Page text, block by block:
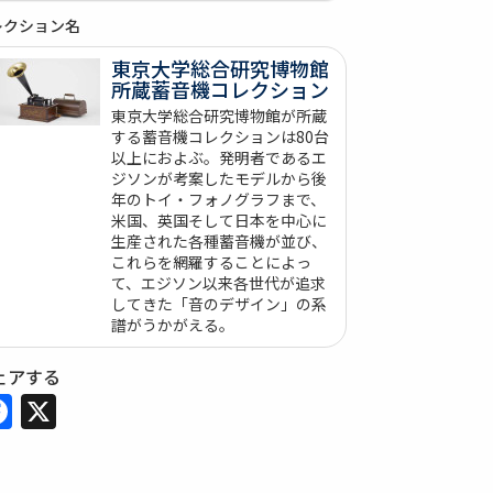
ション名
東京大学総合研究博物館
所蔵蓄音機コレクション
東京大学総合研究博物館が所蔵
する蓄音機コレクションは80台
以上におよぶ。発明者であるエ
ジソンが考案したモデルから後
年のトイ・フォノグラフまで、
米国、英国そして日本を中心に
生産された各種蓄音機が並び、
これらを網羅することによっ
て、エジソン以来各世代が追求
してきた「音のデザイン」の系
譜がうかがえる。
アする
Facebook
X